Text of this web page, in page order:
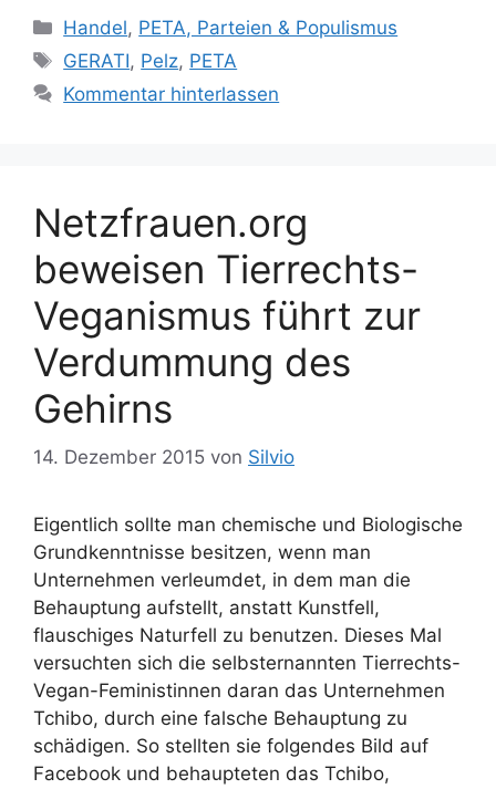
K
a
e
i
e
n
Handel, PETA, Parteien & Populismus
S
c
w
r
t
e
r
GERATI, Pelz, PETA
Kommentar hinterlassen
Netzfrauen.org
beweisen Tierrechts-
Veganismus führt zur
Verdummung des
Gehirns
14. Dezember 2015 von Silvio
Eigentlich sollte man chemische und Biologische
Grundkenntnisse besitzen, wenn man
Unternehmen verleumdet, in dem man die
Behauptung aufstellt, anstatt Kunstfell,
flauschiges Naturfell zu benutzen. Dieses Mal
versuchten sich die selbsternannten Tierrechts-
Vegan-Feministinnen daran das Unternehmen
Tchibo, durch eine falsche Behauptung zu
schädigen. So stellten sie folgendes Bild auf
Facebook und behaupteten das Tchibo,